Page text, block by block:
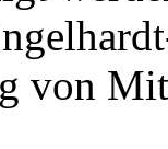
von